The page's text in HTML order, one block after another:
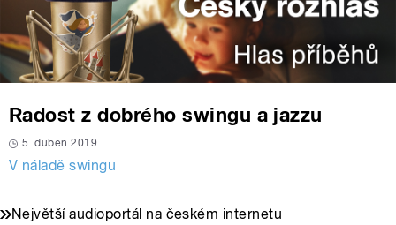
Radost z dobrého swingu a jazzu
5. duben 2019
V náladě swingu
Největší audioportál na českém internetu